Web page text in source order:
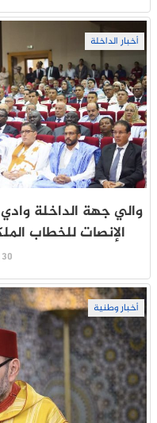
أخبار الداخلة
والي جهة الداخلة
الإنصات للخطاب
30 يوليو 2026
أخبار وطنية